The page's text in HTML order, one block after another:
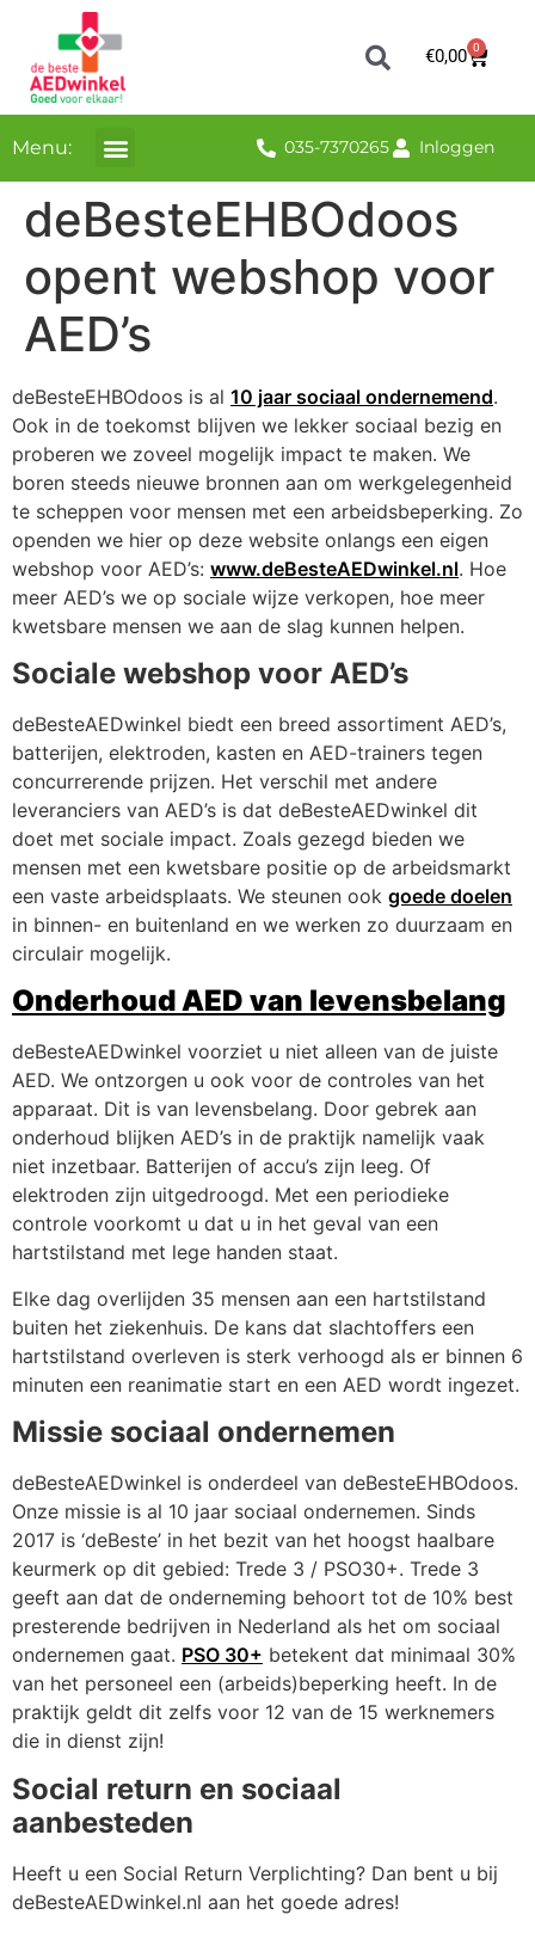
€0,00 0
Menu: 035-7370265 Inloggen
deBesteEHBOdoos
opent webshop voor
AED’s
deBesteEHBOdoos is al 10 jaar sociaal ondernemend.
Ook in de toekomst blijven we lekker sociaal bezig en
proberen we zoveel mogelijk impact te maken. We
boren steeds nieuwe bronnen aan om werkgelegenheid
te scheppen voor mensen met een arbeidsbeperking. Zo
openden we hier op deze website onlangs een eigen
webshop voor AED’s: www.deBesteAEDwinkel.nl. Hoe
meer AED’s we op sociale wijze verkopen, hoe meer
kwetsbare mensen we aan de slag kunnen helpen.
Sociale webshop voor AED’s
deBesteAEDwinkel biedt een breed assortiment AED’s,
batterijen, elektroden, kasten en AED-trainers tegen
concurrerende prijzen. Het verschil met andere
leveranciers van AED’s is dat deBesteAEDwinkel dit
doet met sociale impact. Zoals gezegd bieden we
mensen met een kwetsbare positie op de arbeidsmarkt
een vaste arbeidsplaats. We steunen ook goede doelen
in binnen- en buitenland en we werken zo duurzaam en
circulair mogelijk.
Onderhoud AED van levensbelang
deBesteAEDwinkel voorziet u niet alleen van de juiste
AED. We ontzorgen u ook voor de controles van het
apparaat. Dit is van levensbelang. Door gebrek aan
onderhoud blijken AED’s in de praktijk namelijk vaak
niet inzetbaar. Batterijen of accu’s zijn leeg. Of
elektroden zijn uitgedroogd. Met een periodieke
controle voorkomt u dat u in het geval van een
hartstilstand met lege handen staat.
Elke dag overlijden 35 mensen aan een hartstilstand
buiten het ziekenhuis. De kans dat slachtoffers een
hartstilstand overleven is sterk verhoogd als er binnen 6
minuten een reanimatie start en een AED wordt ingezet.
Missie sociaal ondernemen
deBesteAEDwinkel is onderdeel van deBesteEHBOdoos.
Onze missie is al 10 jaar sociaal ondernemen. Sinds
2017 is ‘deBeste’ in het bezit van het hoogst haalbare
keurmerk op dit gebied: Trede 3 / PSO30+. Trede 3
geeft aan dat de onderneming behoort tot de 10% best
presterende bedrijven in Nederland als het om sociaal
ondernemen gaat. PSO 30+ betekent dat minimaal 30%
van het personeel een (arbeids)beperking heeft. In de
praktijk geldt dit zelfs voor 12 van de 15 werknemers
die in dienst zijn!
Social return en sociaal
aanbesteden
Heeft u een Social Return Verplichting? Dan bent u bij
deBesteAEDwinkel.nl aan het goede adres!